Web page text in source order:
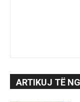
ARTIKUJ TË